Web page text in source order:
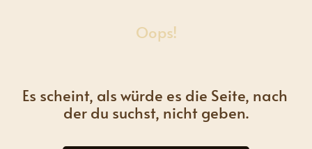
Oops!
Es scheint, als würde es die Seite, nach
der du suchst, nicht geben.